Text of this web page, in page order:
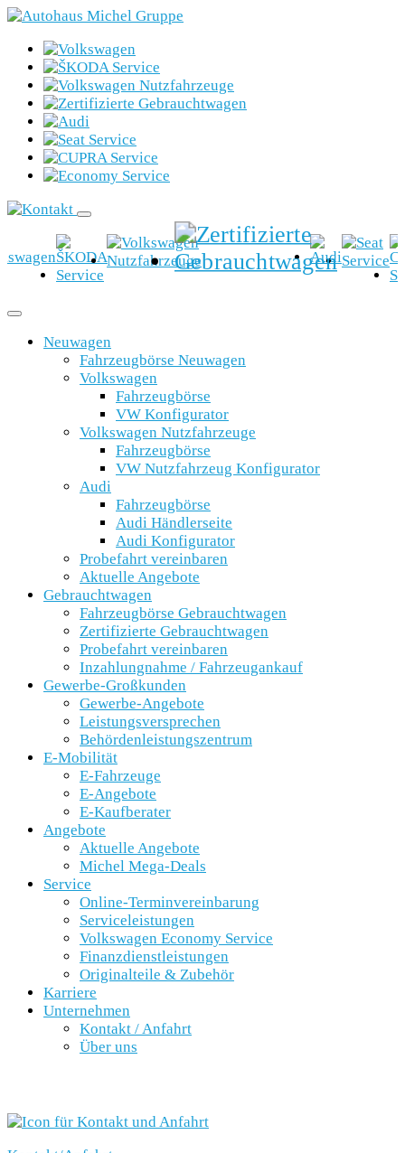
Neuwagen
Fahrzeugbörse Neuwagen
Volkswagen
Fahrzeugbörse
VW Konfigurator
Volkswagen Nutzfahrzeuge
Fahrzeugbörse
VW Nutzfahrzeug Konfigurator
Audi
Fahrzeugbörse
Audi Händlerseite
Audi Konfigurator
Probefahrt vereinbaren
Aktuelle Angebote
Gebrauchtwagen
Fahrzeugbörse Gebrauchtwagen
Zertifizierte Gebrauchtwagen
Probefahrt vereinbaren
Inzahlungnahme / Fahrzeugankauf
Gewerbe-Großkunden
Gewerbe-Angebote
Leistungsversprechen
Behördenleistungszentrum
E-Mobilität
E-Fahrzeuge
E-Angebote
E-Kaufberater
Angebote
Aktuelle Angebote
Michel Mega-Deals
Service
Online-Terminvereinbarung
Serviceleistungen
Volkswagen Economy Service
Finanzdienstleistungen
Originalteile & Zubehör
Karriere
Unternehmen
Kontakt / Anfahrt
Über uns